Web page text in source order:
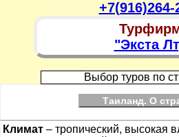
+7(916)264-
"Экста
Выбор туров по
Таиланд. О
Климат – тропический, высокая